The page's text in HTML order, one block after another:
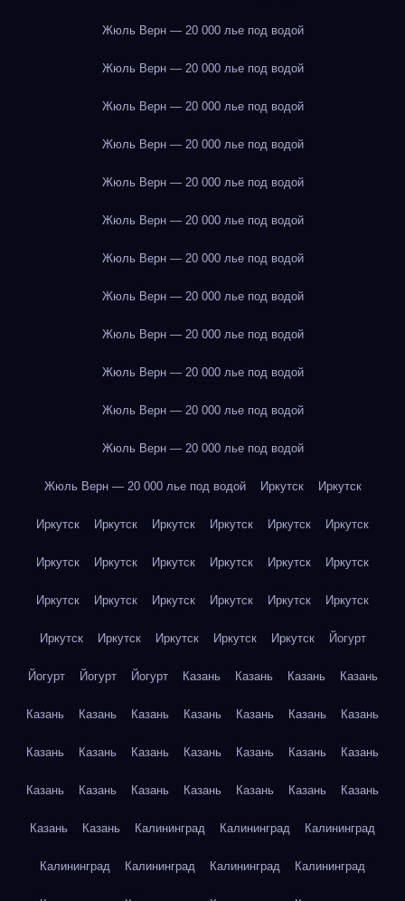
Жюль Верн — 20 000 лье под водой
Жюль Верн — 20 000 лье под водой
Жюль Верн — 20 000 лье под водой
Жюль Верн — 20 000 лье под водой
Жюль Верн — 20 000 лье под водой
Жюль Верн — 20 000 лье под водой
Жюль Верн — 20 000 лье под водой
Жюль Верн — 20 000 лье под водой
Жюль Верн — 20 000 лье под водой
Жюль Верн — 20 000 лье под водой
Жюль Верн — 20 000 лье под водой
Жюль Верн — 20 000 лье под водой
Жюль Верн — 20 000 лье под водой Иркутск Иркутск
Иркутск Иркутск Иркутск Иркутск Иркутск Иркутск
Иркутск Иркутск Иркутск Иркутск Иркутск Иркутск
Иркутск Иркутск Иркутск Иркутск Иркутск Иркутск
Иркутск Иркутск Иркутск Иркутск Иркутск Йогурт
Йогурт Йогурт Йогурт Казань Казань Казань Казань
Казань Казань Казань Казань Казань Казань Казань
Казань Казань Казань Казань Казань Казань Казань
Казань Казань Казань Казань Казань Казань Казань
Казань Казань Калининград Калининград Калининград
Калининград Калининград Калининград Калининград